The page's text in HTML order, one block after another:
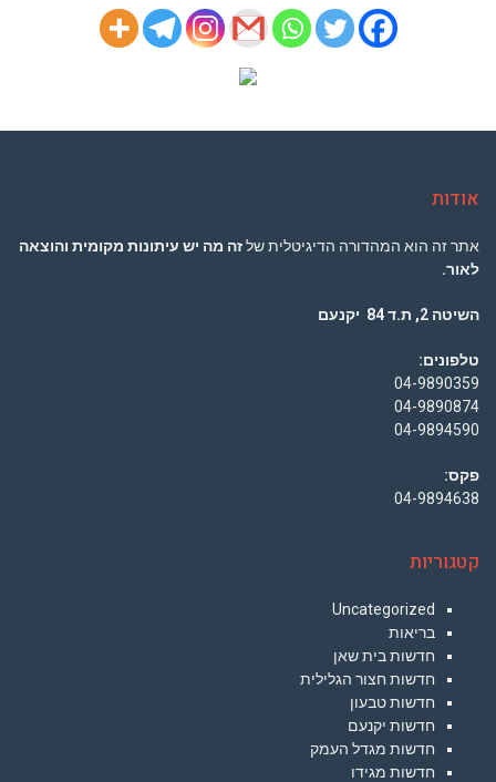
אודות
אתר זה הוא המהדורה הדיגיטלית שלזה מה יש עיתונות מקומית והוצאה
לאור.
השיטה 2, ת.ד 84 יקנעם
טלפונים:
04-9890359
04-9890874
04-9894590
פקס:
04-9894638
קטגוריות
Uncategorized
בריאות
חדשות בית שאן
חדשות חצור הגלילית
חדשות טבעון
חדשות יקנעם
חדשות מגדל העמק
חדשות מגידו